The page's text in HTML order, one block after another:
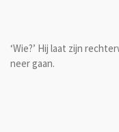
‘Wie?’ Hij laat zijn
neer gaan.